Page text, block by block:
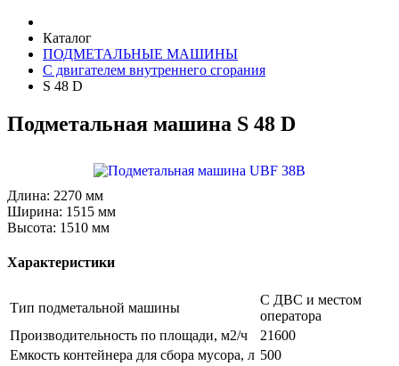
Каталог
ПОДМЕТАЛЬНЫЕ МАШИНЫ
C двигателем внутреннего сгорания
S 48 D
Подметальная машина S 48 D
Длина: 2270 мм
Ширина: 1515 мм
Высота: 1510 мм
Характеристики
Тип подметальной машины
C ДВС и местом
оператора
Производительность по площади, м2/ч
21600
Емкость контейнера для сбора мусора, л 500